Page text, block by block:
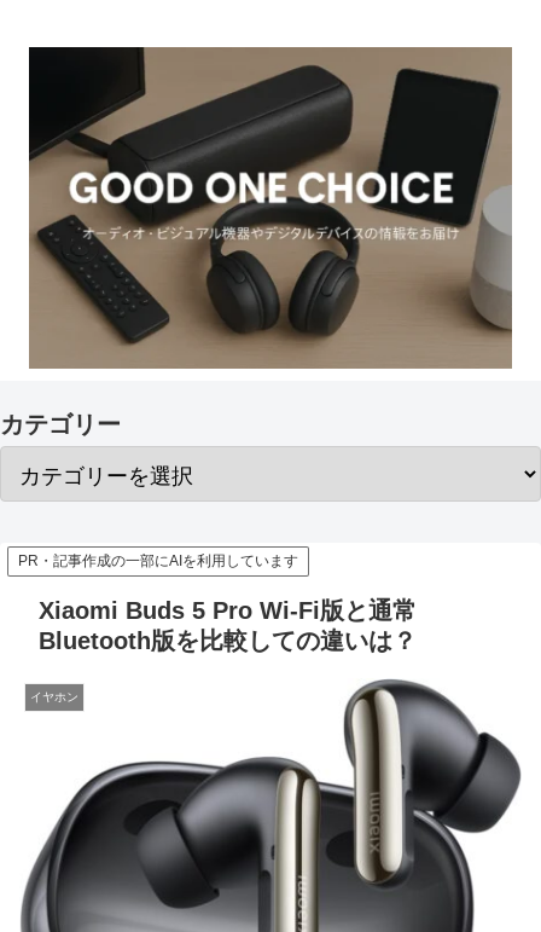
カテゴリー
PR・記事作成の一部にAIを利用しています
Xiaomi Buds 5 Pro Wi-Fi版と通常
Bluetooth版を比較しての違いは？
イヤホン